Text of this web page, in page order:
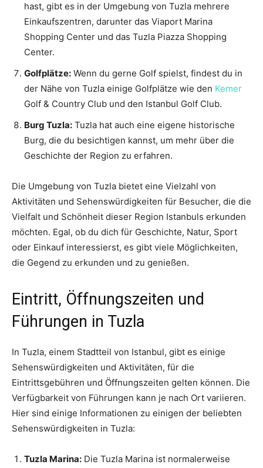
hast, gibt es in der Umgebung von Tuzla mehrere
Einkaufszentren, darunter das Viaport Marina
Shopping Center und das Tuzla Piazza Shopping
Center.
Golfplätze: Wenn du gerne Golf spielst, findest du in
der Nähe von Tuzla einige Golfplätze wie den Kemer
Golf & Country Club und den Istanbul Golf Club.
Burg Tuzla: Tuzla hat auch eine eigene historische
Burg, die du besichtigen kannst, um mehr über die
Geschichte der Region zu erfahren.
Die Umgebung von Tuzla bietet eine Vielzahl von
Aktivitäten und Sehenswürdigkeiten für Besucher, die die
Vielfalt und Schönheit dieser Region Istanbuls erkunden
möchten. Egal, ob du dich für Geschichte, Natur, Sport
oder Einkauf interessierst, es gibt viele Möglichkeiten,
die Gegend zu erkunden und zu genießen.
Eintritt, Öffnungszeiten und
Führungen in Tuzla
In Tuzla, einem Stadtteil von Istanbul, gibt es einige
Sehenswürdigkeiten und Aktivitäten, für die
Eintrittsgebühren und Öffnungszeiten gelten können. Die
Verfügbarkeit von Führungen kann je nach Ort variieren.
Hier sind einige Informationen zu einigen der beliebten
Sehenswürdigkeiten in Tuzla:
Tuzla Marina: Die Tuzla Marina ist normalerweise